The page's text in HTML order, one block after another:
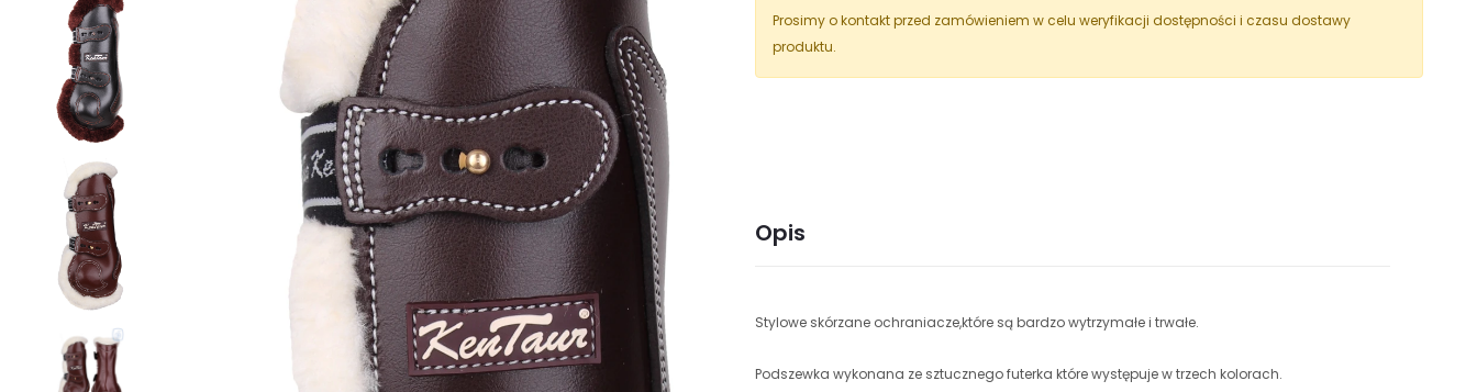
Prosimy o kontakt przed zamówieniem w celu weryfikacji dostępności i czasu dostawy
produktu.
Opis
Stylowe skórzane ochraniacze,które są bardzo wytrzymałe i trwałe.
Podszewka wykonana ze sztucznego futerka które występuje w trzech kolorach.